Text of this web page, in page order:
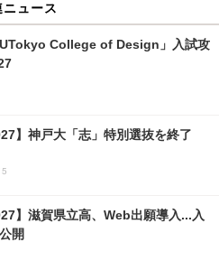
ニュース
College of Design」入試攻
】神戸大「志」特別選抜を終了
】滋賀県立高、Web出願導入...入
開